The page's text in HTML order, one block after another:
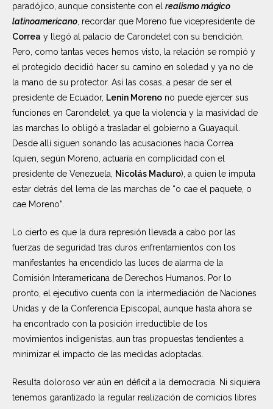
paradójico, aunque consistente con el realismo mágico
latinoamericano , recordar que Moreno fue vicepresidente de
Correa y llegó al palacio de Carondelet con su bendición.
Pero, como tantas veces hemos visto, la relación se rompió y
el protegido decidió hacer su camino en soledad y ya no de
la mano de su protector. Así las cosas, a pesar de ser el
presidente de Ecuador, Lenín Moreno no puede ejercer sus
funciones en Carondelet, ya que la violencia y la masividad de
las marchas lo obligó a trasladar el gobierno a Guayaquil.
Desde allí siguen sonando las acusaciones hacia Correa
(quien, según Moreno, actuaría en complicidad con el
presidente de Venezuela,
Nicolás Maduro), a quien le imputa
estar detrás del lema de las marchas de “o cae el paquete, o
cae Moreno”.
Lo cierto es que la dura represión llevada a cabo por las
fuerzas de seguridad tras duros enfrentamientos con los
manifestantes ha encendido las luces de alarma de la
Comisión Interamericana de Derechos Humanos. Por lo
pronto, el ejecutivo cuenta con la intermediación de Naciones
Unidas y de la Conferencia Episcopal, aunque hasta ahora se
ha encontrado con la posición irreductible de los
movimientos indigenistas, aun tras propuestas tendientes a
minimizar el impacto de las medidas adoptadas.
Resulta doloroso ver aún en déficit a la democracia. Ni siquiera
tenemos garantizado la regular realización de comicios libres